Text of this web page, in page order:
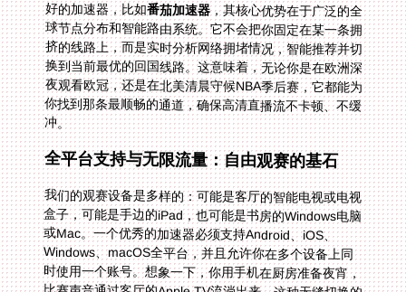
好的加速器，比如番茄加速器，其核心优势在于广泛的全
球节点分布和智能路由系统。它不会把你固定在某一条拥
挤的线路上，而是实时分析网络拥堵情况，智能推荐并切
换到当前最优的回国线路。这意味着，无论你是在欧洲深
夜观看欧冠，还是在北美清晨守候NBA季后赛，它都能为
你找到那条最顺畅的通道，确保高清直播流不卡顿、不缓
冲。
全平台支持与无限流量：自由观赛的基石
我们的观赛设备是多样的：可能是客厅的智能电视或电视
盒子，可能是手边的iPad，也可能是书房的Windows电脑
或Mac。一个优秀的加速器必须支持Android、iOS、
Windows、macOS全平台，并且允许你在多个设备上同
时使用一个账号。想象一下，你用手机在厨房准备夜宵，
比赛声音通过客厅的Apple TV流淌出来，这种无缝切换的
体验，才是真正的自由。加上稳定的无限流量套餐，你再
也不用担心看到兴头上突然被限速，可以尽情享受整个赛